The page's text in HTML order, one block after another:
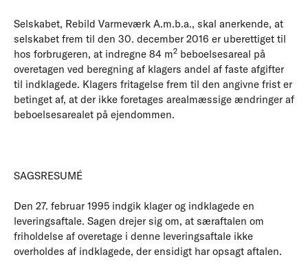
Selskabet, Rebild Varmeværk A.m.b.a., skal anerkende, at
selskabet frem til den 30. december 2016 er uberettiget til
hos forbrugeren, at indregne 84 m2 beboelsesareal på
overetagen ved beregning af klagers andel af faste afgifter
til indklagede. Klagers fritagelse frem til den angivne frist er
betinget af, at der ikke foretages arealmæssige ændringer af
beboelsesarealet på ejendommen.
SAGSRESUMÉ
Den 27. februar 1995 indgik klager og indklagede en
leveringsaftale. Sagen drejer sig om, at særaftalen om
friholdelse af overetage i denne leveringsaftale ikke
overholdes af indklagede, der ensidigt har opsagt aftalen.